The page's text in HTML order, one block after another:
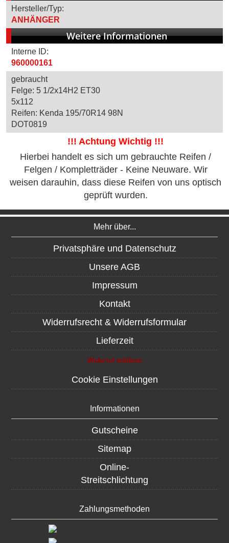
Hersteller/Typ:
ANHÄNGER
Weitere Informationen
Interne ID:
960000161
gebraucht
Felge: 5 1/2x14H2 ET30
5x112
Reifen: Kenda 195/70R14 98N
DOT0819
!!! Achtung Wichtig !!!
Hierbei handelt es sich um gebrauchte Reifen /
Felgen / Kompletträder - Keine Neuware. Wir
weisen darauhin, dass diese Reifen von uns optisch
geprüft wurden.
Mehr über...
Privatsphäre und Datenschutz
Unsere AGB
Impressum
Kontakt
Widerrufsrecht & Widerrufsformular
Lieferzeit
Widerruf erklären
Cookie Einstellungen
Informationen
Gutscheine
Sitemap
Online-
Streitschlichtung
Zahlungsmethoden